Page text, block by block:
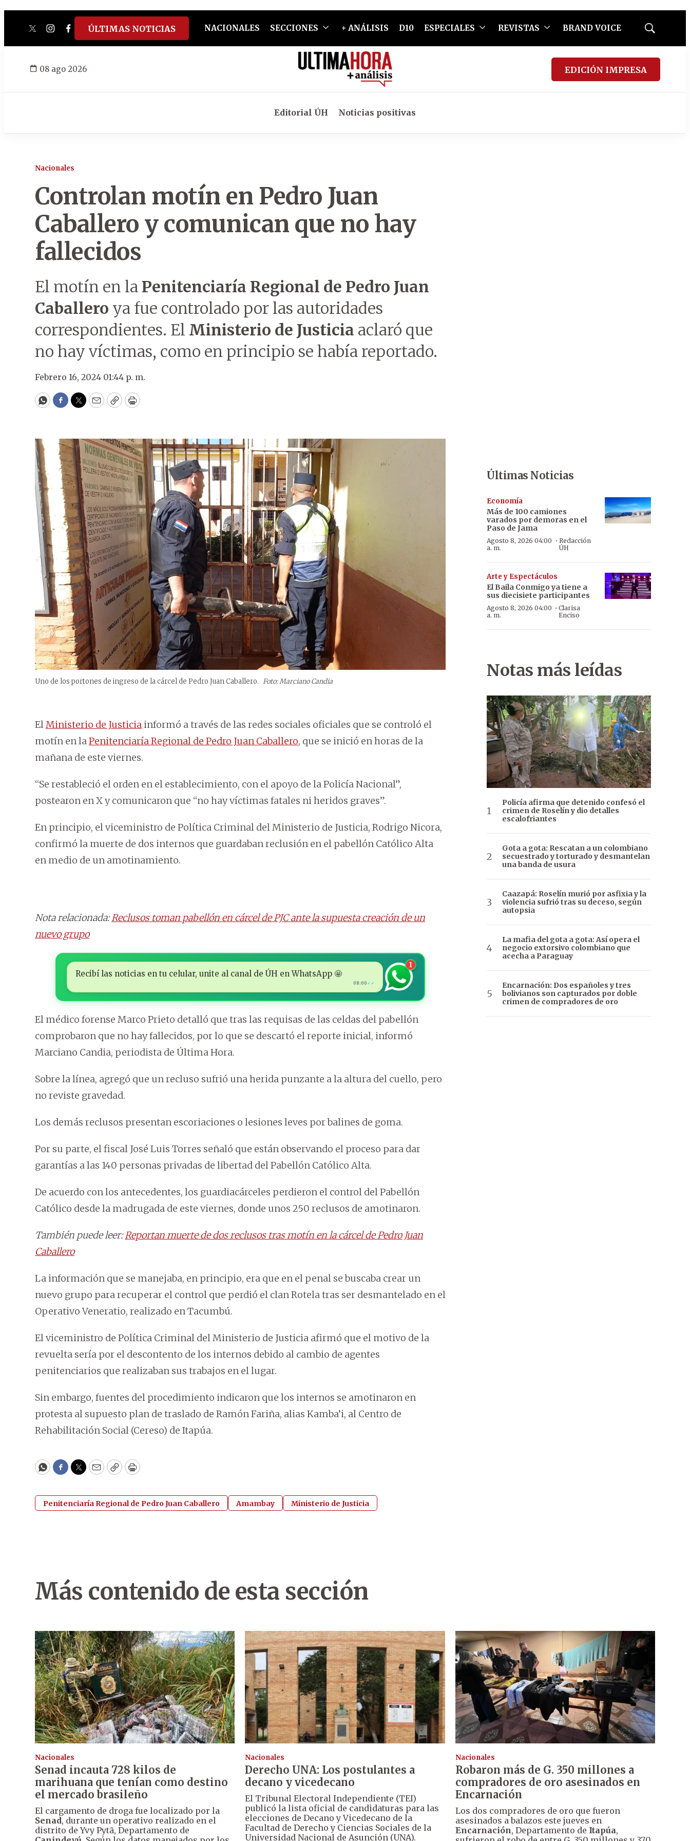
twitterinstagram
facebook
tiktokyoutube
spotify
ÚLTIMAS NOTICIAS NACIONALES SECCIONES + ANÁLISIS D10 ESPECIALES REVISTAS BRAND VOICE
Mostrar
08 ago 2026 EDICIÓN IMPRESA
Editorial ÚH Noticias positivas
Nacionales
Controlan motín en Pedro Juan
Caballero y comunican que no hay
fallecidos
El motín en la Penitenciaría Regional de Pedro Juan
Caballero ya fue controlado por las autoridades
correspondientes. El Ministerio de Justicia aclaró que
no hay víctimas, como en principio se había reportado.
Febrero 16, 2024 01:44 p. m.
WhatsApp
Facebook
Twitter
EmailCopyPrint
Uno de los portones de ingreso de la cárcel de Pedro Juan Caballero. Foto: Marciano Candia
ElMinisterio de Justiciainformó a través de las redes sociales oficiales que se controló el
motín en laPenitenciaría Regional de Pedro Juan Caballero, que se inició en horas de la
mañana de este viernes.
“Se restableció el orden en el establecimiento, con el apoyo de la Policía Nacional”,
postearon en X y comunicaron que “no hay víctimas fatales ni heridos graves”.
En principio, el viceministro de Política Criminal del Ministerio de Justicia, Rodrigo Nicora,
confirmó la muerte de dos internos que guardaban reclusión en el pabellón Católico Alta
en medio de un amotinamiento.
Nota relacionada:Reclusos toman pabellón en cárcel de PJC ante la supuesta creación de un
nuevo grupo
Recibí las noticias en tu celular, unite al canal de ÚH en WhatsApp 🤩
08:00 ✓✓
1
El médico forense Marco Prieto detalló que tras las requisas de las celdas del pabellón
comprobaron que no hay fallecidos, por lo que se descartó el reporte inicial, informó
Marciano Candia, periodista de Última Hora.
Sobre la línea, agregó que un recluso sufrió una herida punzante a la altura del cuello, pero
no reviste gravedad.
Los demás reclusos presentan escoriaciones o lesiones leves por balines de goma.
Por su parte, el fiscal José Luis Torres señaló que están observando el proceso para dar
garantías a las 140 personas privadas de libertad del Pabellón Católico Alta.
De acuerdo con los antecedentes, los guardiacárceles perdieron el control del Pabellón
Católico desde la madrugada de este viernes, donde unos 250 reclusos de amotinaron.
También puede leer:Reportan muerte de dos reclusos tras motín en la cárcel de Pedro Juan
Caballero
La información que se manejaba, en principio, era que en el penal se buscaba crear un
nuevo grupo para recuperar el control que perdió el clan Rotela tras ser desmantelado en el
Operativo Veneratio, realizado en Tacumbú.
El viceministro de Política Criminal del Ministerio de Justicia afirmó que el motivo de la
revuelta sería por el descontento de los internos debido al cambio de agentes
penitenciarios que realizaban sus trabajos en el lugar.
Sin embargo, fuentes del procedimiento indicaron que los internos se amotinaron en
protesta al supuesto plan de traslado de Ramón Fariña, alias Kamba’i, al Centro de
Rehabilitación Social (Cereso) de Itapúa.
WhatsApp
Facebook
Twitter
EmailCopyPrint
Penitenciaría Regional de Pedro Juan Caballero Amambay Ministerio de Justicia
Últimas Noticias
Economía
Más de 100 camiones
varados por demoras en el
Paso de Jama
Agosto 8, 2026 04:00
a. m.
· Redacción
ÚH
Arte y Espectáculos
El Baila Conmigo ya tiene a
sus diecisiete participantes
Agosto 8, 2026 04:00
a. m.
· Clarisa
Enciso
Notas más leídas
Policía afirma que detenido confesó el
crimen de Roselín y dio detalles
escalofriantes
Gota a gota: Rescatan a un colombiano
secuestrado y torturado y desmantelan
una banda de usura
Caazapá: Roselín murió por asfixia y la
violencia sufrió tras su deceso, según
autopsia
La mafia del gota a gota: Así opera el
negocio extorsivo colombiano que
acecha a Paraguay
Encarnación: Dos españoles y tres
bolivianos son capturados por doble
crimen de compradores de oro
Más contenido de esta sección
Nacionales
Senad incauta 728 kilos de
marihuana que tenían como destino
el mercado brasileño
El cargamento de droga fue localizado por la
Senad, durante un operativo realizado en el
distrito de Yvy Pytã, Departamento de
Nacionales
Derecho UNA: Los postulantes a
decano y vicedecano
El Tribunal Electoral Independiente (TEI)
publicó la lista oficial de candidaturas para las
elecciones de Decano y Vicedecano de la
Facultad de Derecho y Ciencias Sociales de la
Universidad Nacional de Asunción (UNA).
Nacionales
Robaron más de G. 350 millones a
compradores de oro asesinados en
Encarnación
Los dos compradores de oro que fueron
asesinados a balazos este jueves en
Encarnación, Departamento de Itapúa,